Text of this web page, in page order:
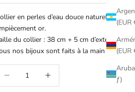
(EUR
(EUR
ƒ)
en perles d’eau douce naturelles
or.
du collier : 38 cm + 5 cm d’extension
nos bijoux sont faits à la main et sont